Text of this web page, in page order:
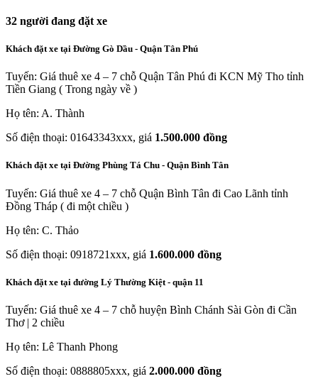
32 người đang đặt xe
Khách đặt xe tại Đường Gò Dầu - Quận Tân Phú
Tuyến: Giá thuê xe 4 – 7 chỗ Quận Tân Phú đi KCN Mỹ Tho tỉnh
Tiền Giang ( Trong ngày về )
Họ tên: A. Thành
Số điện thoại: 01643343xxx, giá 1.500.000 đồng
Khách đặt xe tại Đường Phùng Tá Chu - Quận Bình Tân
Tuyến: Giá thuê xe 4 – 7 chỗ Quận Bình Tân đi Cao Lãnh tỉnh
Đồng Tháp ( đi một chiều )
Họ tên: C. Thảo
Số điện thoại: 0918721xxx, giá 1.600.000 đồng
Khách đặt xe tại đường Lý Thường Kiệt - quận 11
Tuyến: Giá thuê xe 4 – 7 chỗ huyện Bình Chánh Sài Gòn đi Cần
Thơ | 2 chiều
Họ tên: Lê Thanh Phong
Số điện thoại: 0888805xxx, giá 2.000.000 đồng